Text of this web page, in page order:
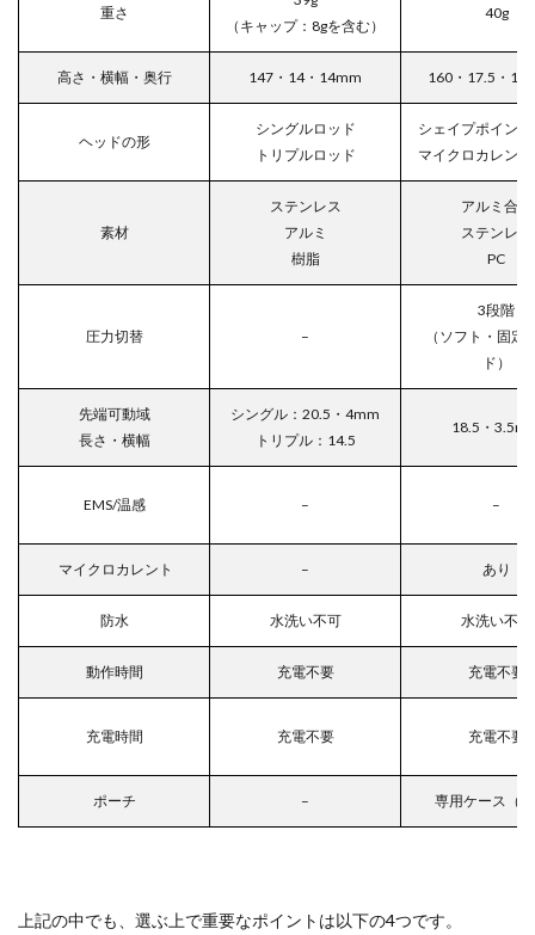
重さ
（キャップ：8gを含む）
40g
高さ・横幅・奥行 147・14・14mm 160・17.5・
ヘッドの形
シングルロッド
トリプルロッド
シェイプポイン
マイクロカレン
素材
ステンレス
アルミ
樹脂
アルミ合金
ステンレス
PC
圧力切替 –
3段階
（ソフト・固定
ド）
先端可動域
長さ・横幅
シングル：20.5・4mm
トリプル：14.5
18.5・
EMS/温感 – –
マイクロカレント – あり
防水 水洗い不可 水洗い不可
動作時間 充電不要 充電不要
充電時間 充電不要 充電不要
ポーチ – 専用ケース（
上記の中でも、選ぶ上で重要なポイントは以下の4つです。